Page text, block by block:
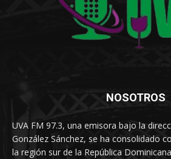
NOSOTROS
UVA FM 97.3, una emisora bajo la
González Sánchez, se ha consolidado
la región sur de la República